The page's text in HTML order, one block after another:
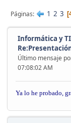
Páginas 1 2 3
Informática y
Último mensaje
07:08:02 AM
Ya lo he probado,